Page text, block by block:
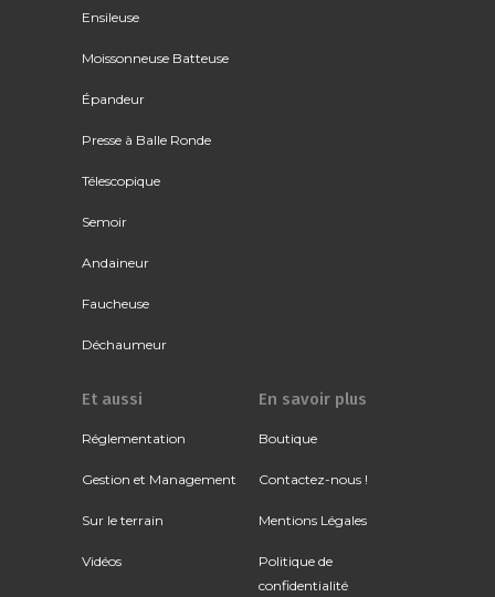
Ensileuse
Moissonneuse Batteuse
Épandeur
Presse à Balle Ronde
Télescopique
Semoir
Andaineur
Faucheuse
Déchaumeur
Et aussi
Réglementation
Gestion et Management
Sur le terrain
Vidéos
En savoir plus
Boutique
Contactez-nous !
Mentions Légales
Politique de
confidentialité